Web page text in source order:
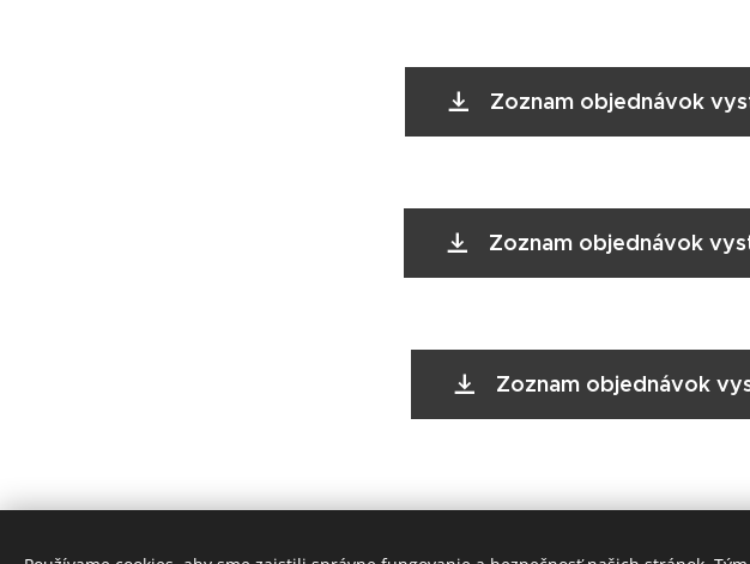
Zoznam objednávok
Zoznam objednávok
Zoznam objednávok